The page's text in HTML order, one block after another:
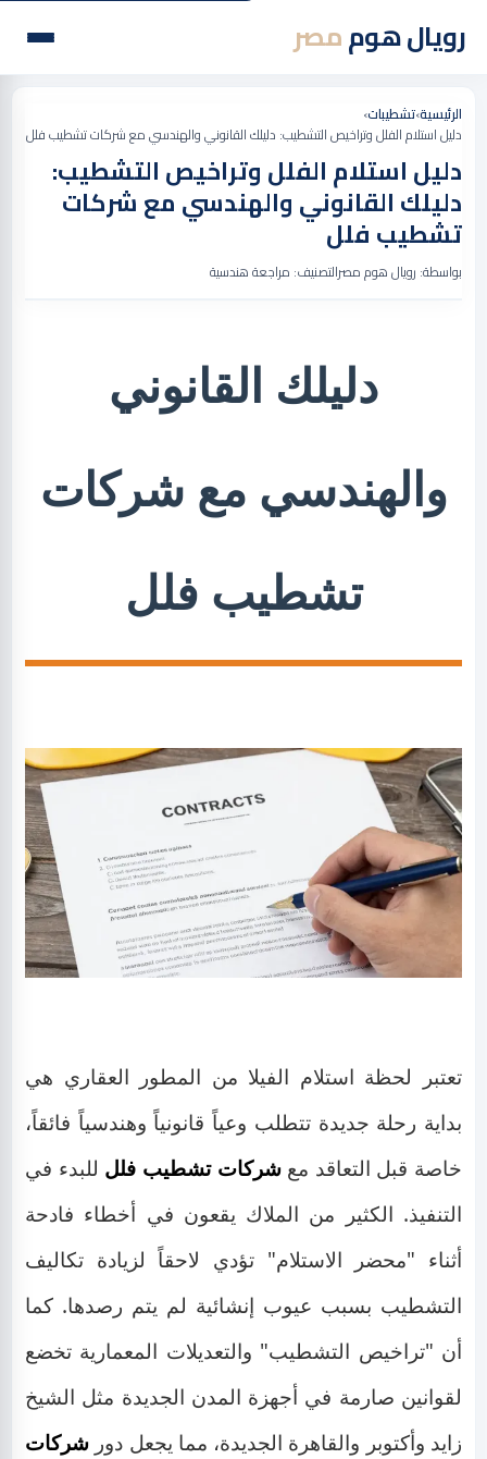
رويال هوممصر
الرئيسية›تشطيبات›
دليل استلام الفلل وتراخيص التشطيب: دليلك القانوني والهندسي مع شركات تشطيب فلل
دليل استلام الفلل وتراخيص التشطيب:
دليلك القانوني والهندسي مع شركات
تشطيب فلل
بواسطة: رويال هوم مصرالتصنيف: مراجعة هندسية
دليلك القانوني
والهندسي مع شركات
تشطيب فلل
تعتبر لحظة استلام الفيلا من المطور العقاري هي
بداية رحلة جديدة تتطلب وعياً قانونياً وهندسياً فائقاً،
خاصة قبل التعاقد معشركات تشطيب فلل للبدء في
التنفيذ. الكثير من الملاك يقعون في أخطاء فادحة
أثناء "محضر الاستلام" تؤدي لاحقاً لزيادة تكاليف
التشطيب بسبب عيوب إنشائية لم يتم رصدها. كما
أن "تراخيص التشطيب" والتعديلات المعمارية تخضع
لقوانين صارمة في أجهزة المدن الجديدة مثل الشيخ
زايد وأكتوبر والقاهرة الجديدة، مما يجعل دور شركات